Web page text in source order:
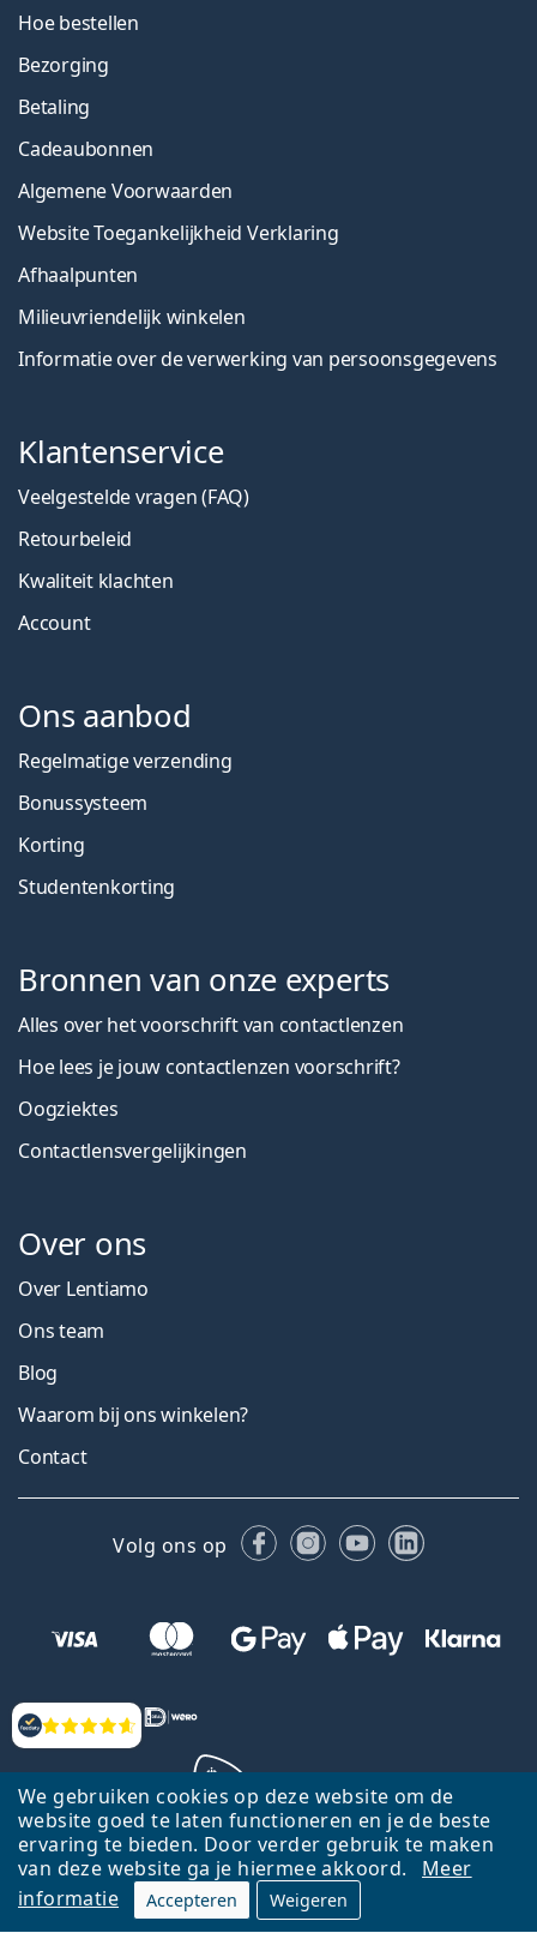
We gebruiken cookies op deze website om de
website goed te laten functioneren en je de beste
ervaring te bieden. Door verder gebruik te maken
van deze website ga je hiermee akkoord.
Meer
informatie
Accepteren Weigeren
Beoordelingen
Hoe bestellen
Bezorging
Betaling
Cadeaubonnen
Algemene Voorwaarden
Website Toegankelijkheid Verklaring
Afhaalpunten
Milieuvriendelijk winkelen
Informatie over de verwerking van persoonsgegevens
Klantenservice
Veelgestelde vragen (FAQ)
Retourbeleid
Kwaliteit klachten
Account
Ons aanbod
Regelmatige verzending
Bonussysteem
Korting
Studentenkorting
Bronnen van onze experts
Alles over het voorschrift van contactlenzen
Hoe lees je jouw contactlenzen voorschrift?
Oogziektes
Contactlensvergelijkingen
Over ons
Over Lentiamo
Ons team
Blog
Waarom bij ons winkelen?
Contact
Volg ons op FacebookInstagram
YouTubeLinkedIn
Terug naar de homepagina
Ga omhoog
Lentiamo.nl is eigendom van en wordt beheerd door Lentiamo s.r.o.,
Tsjechië
Hier al 18 jaar voor jou.